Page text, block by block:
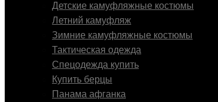
Детские камуфляжные костюмы
Летний камуфляж
Зимние камуфляжные костюмы
Тактическая одежда
Cпецодежда купить
Купить берцы
Панама афганка